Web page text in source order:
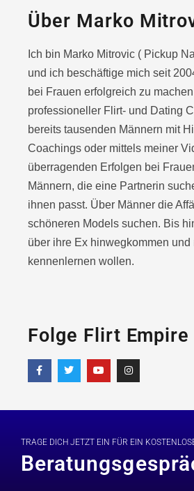
Über Marko
Ich bin Marko Mitrovic ( Pickup
und ich beschäftige mich seit
bei Frauen erfolgreich zu
professioneller Flirt- und Dating
bereits tausenden Männern mit
Coachings oder mittels meiner
überragenden Erfolgen bei
Männern, die eine Partnerin
ihnen passt. Über Männer die
schöneren Models suchen. Bis
über ihre Ex hinwegkommen und
kennenlernen wollen.
Folge Flirt Empire
TRAGE DICH JETZT EIN FÜR EIN